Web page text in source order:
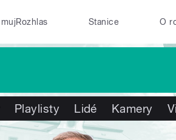
mujRozhlas Stanice O
Playlisty Lidé Kamery